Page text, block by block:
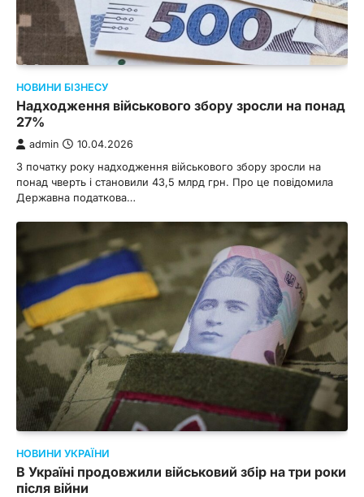
НОВИНИ БІЗНЕСУ
Надходження військового збору зросли на понад
27%
admin 10.04.2026
З початку року надходження військового збору зросли на
понад чверть і становили 43,5 млрд грн. Про це повідомила
Державна податкова…
НОВИНИ УКРАЇНИ
В Україні продовжили військовий збір на три роки
після війни